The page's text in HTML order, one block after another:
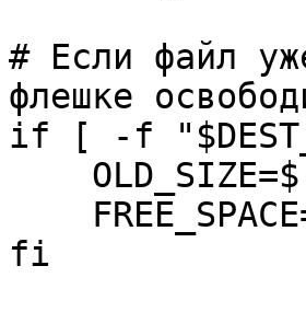
# Если файл
флешке
if [ -f
fi